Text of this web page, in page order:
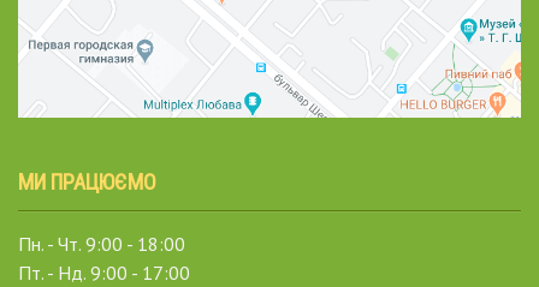
МИ ПРАЦЮЄМО
Пн. - Чт. 9:00 - 18:00
Пт. - Нд. 9:00 - 17:00